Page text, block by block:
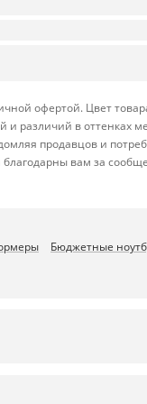
офертой. Цвет
и различий в оттенках
продавцов и
вам за
Бюджетные